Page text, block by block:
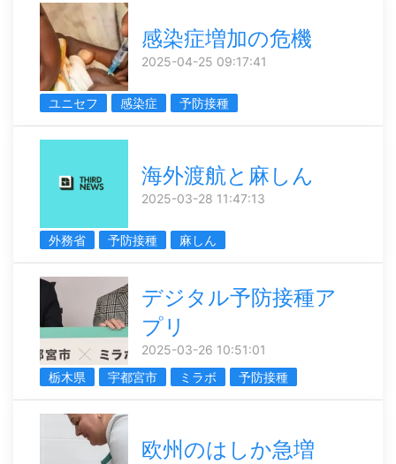
感染症増加の危機
2025-04-25 09:17:41
ユニセフ 感染症 予防接種
海外渡航と麻しん
2025-03-28 11:47:13
外務省 予防接種 麻しん
デジタル予防接種ア
プリ
2025-03-26 10:51:01
栃木県
宇都宮市 ミラボ 予防接種
欧州のはしか急増